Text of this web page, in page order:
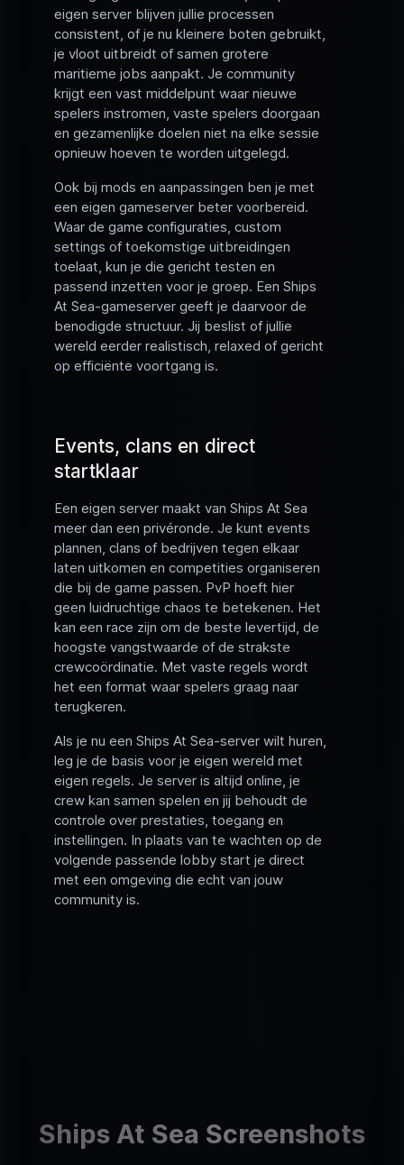
eigen server blijven jullie processen
consistent, of je nu kleinere boten gebruikt,
je vloot uitbreidt of samen grotere
maritieme jobs aanpakt. Je community
krijgt een vast middelpunt waar nieuwe
spelers instromen, vaste spelers doorgaan
en gezamenlijke doelen niet na elke sessie
opnieuw hoeven te worden uitgelegd.
Ook bij mods en aanpassingen ben je met
een eigen gameserver beter voorbereid.
Waar de game configuraties, custom
settings of toekomstige uitbreidingen
toelaat, kun je die gericht testen en
passend inzetten voor je groep. Een Ships
At Sea-gameserver geeft je daarvoor de
benodigde structuur. Jij beslist of jullie
wereld eerder realistisch, relaxed of gericht
op efficiënte voortgang is.
Events, clans en direct
startklaar
Een eigen server maakt van Ships At Sea
meer dan een privéronde. Je kunt events
plannen, clans of bedrijven tegen elkaar
laten uitkomen en competities organiseren
die bij de game passen. PvP hoeft hier
geen luidruchtige chaos te betekenen. Het
kan een race zijn om de beste levertijd, de
hoogste vangstwaarde of de strakste
crewcoördinatie. Met vaste regels wordt
het een format waar spelers graag naar
terugkeren.
Als je nu een Ships At Sea-server wilt huren,
leg je de basis voor je eigen wereld met
eigen regels. Je server is altijd online, je
crew kan samen spelen en jij behoudt de
controle over prestaties, toegang en
instellingen. In plaats van te wachten op de
volgende passende lobby start je direct
met een omgeving die echt van jouw
community is.
Ships At Sea Screenshots